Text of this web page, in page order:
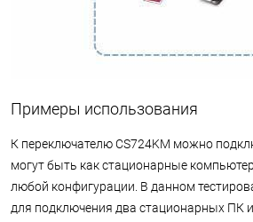
Примеры использования
К переключателю CS724KM можно
могут быть как стационарные
любой конфигурации. В данном
для подключения два стационарных ПК и